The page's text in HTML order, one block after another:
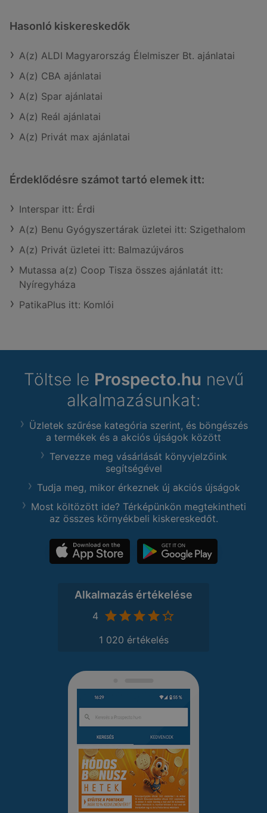
Hasonló kiskereskedők
A(z) ALDI Magyarország Élelmiszer Bt. ajánlatai
A(z) CBA ajánlatai
A(z) Spar ajánlatai
A(z) Reál ajánlatai
A(z) Privát max ajánlatai
Érdeklődésre számot tartó elemek itt:
Interspar itt: Érdi
A(z) Benu Gyógyszertárak üzletei itt: Szigethalom
A(z) Privát üzletei itt: Balmazújváros
Mutassa a(z) Coop Tisza összes ajánlatát itt:
Nyíregyháza
PatikaPlus itt: Komlói
Töltse le Prospecto.hu nevű
alkalmazásunkat:
Üzletek szűrése kategória szerint, és böngészés
a termékek és a akciós újságok között
Tervezze meg vásárlását könyvjelzőink
segítségével
Tudja meg, mikor érkeznek új akciós újságok
Most költözött ide? Térképünkön megtekintheti
az összes környékbeli kiskereskedőt.
Alkalmazás értékelése
4
1 020 értékelés